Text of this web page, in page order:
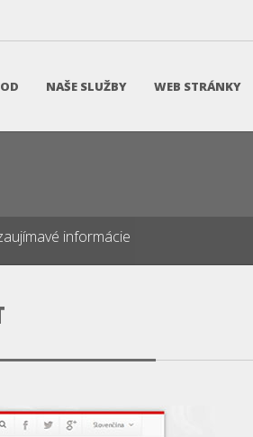
NAŠE SLUŽBY WEB STRÁNKY
informácie